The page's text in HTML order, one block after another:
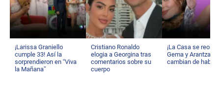
¡Larissa Graniello
cumple 33! Así la
sorprendieron en “Viva
la Mañana”
Cristiano Ronaldo
elogia a Georgina tras
comentarios sobre su
cuerpo
¡La Casa se
Gema y Arantza
cambian de